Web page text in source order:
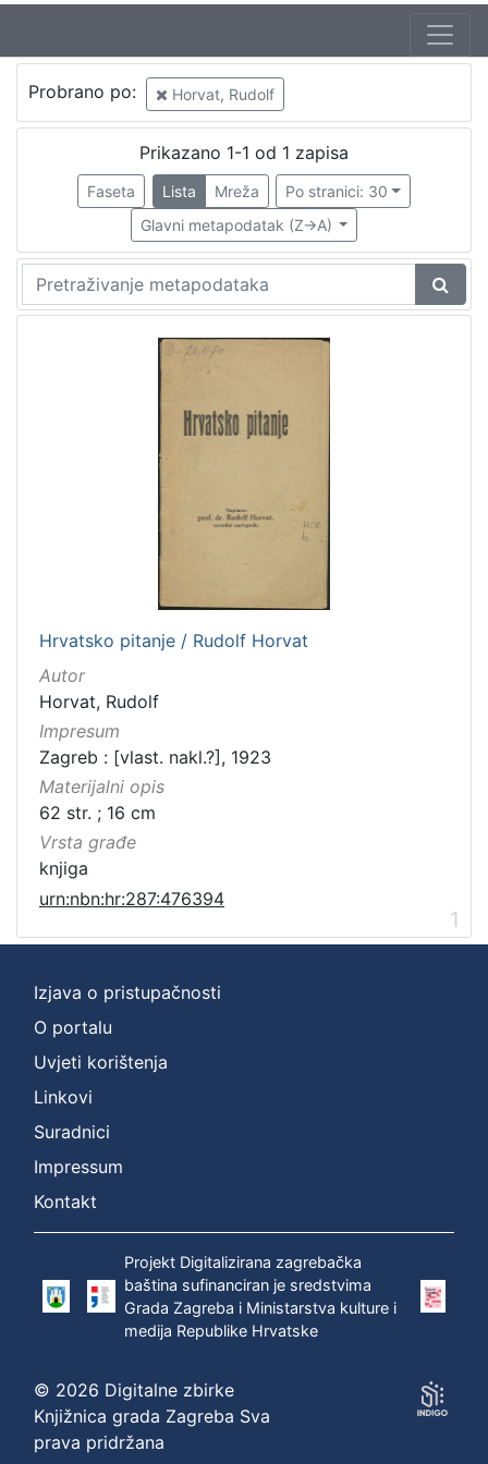
Probrano po: Horvat, Rudolf
Prikazano 1-1 od 1 zapisa
Faseta Lista Mreža
Po stranici: 30
Glavni metapodatak (Z->A)
Hrvatsko pitanje / Rudolf Horvat
Autor
Horvat, Rudolf
Impresum
Zagreb : [vlast. nakl.?], 1923
Materijalni opis
62 str. ; 16 cm
Vrsta građe
knjiga
urn:nbn:hr:287:476394
1
Izjava o pristupačnosti
O portalu
Uvjeti korištenja
Linkovi
Suradnici
Impressum
Kontakt
Projekt Digitalizirana zagrebačka
baština sufinanciran je sredstvima
Grada Zagreba i Ministarstva kulture i
medija Republike Hrvatske
© 2026 Digitalne zbirke
Knjižnica grada Zagreba Sva
prava pridržana